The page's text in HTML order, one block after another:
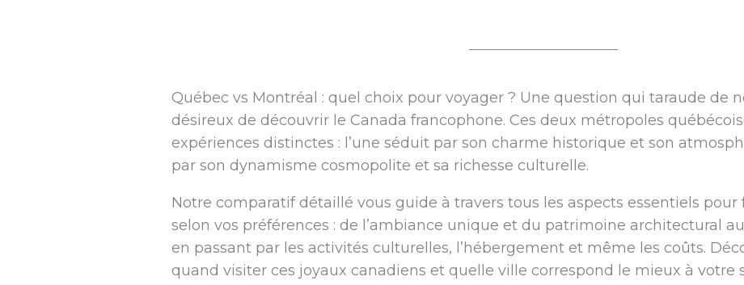
Québec vs Montréal : quel choix pour voyager ? Une question qui taraude de
désireux de découvrir le Canada francophone. Ces deux métropoles
expériences distinctes : l’une séduit par son charme historique et son
par son dynamisme cosmopolite et sa richesse culturelle.
Notre comparatif détaillé vous guide à travers tous les aspects essentiels
selon vos préférences : de l’ambiance unique et du patrimoine architectural
en passant par les activités culturelles, l’hébergement et même les coûts.
quand visiter ces joyaux canadiens et quelle ville correspond le mieux à votre